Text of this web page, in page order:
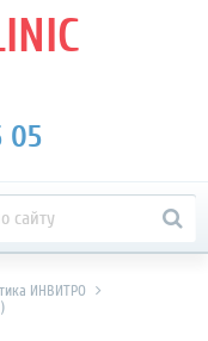
05
ИНВИТРО